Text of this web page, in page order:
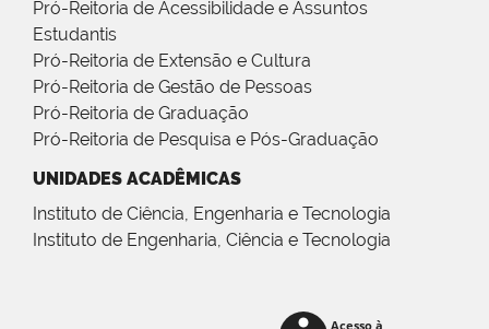
Pró-Reitoria de Acessibilidade e Assuntos
Estudantis
Pró-Reitoria de Extensão e Cultura
Pró-Reitoria de Gestão de Pessoas
Pró-Reitoria de Graduação
Pró-Reitoria de Pesquisa e Pós-Graduação
UNIDADES ACADÊMICAS
Instituto de Ciência, Engenharia e Tecnologia
Instituto de Engenharia, Ciência e Tecnologia